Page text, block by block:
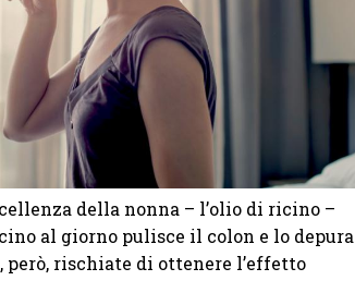
della nonna – l’olio di ricino –
al giorno pulisce il colon e lo
rischiate di ottenere l’effetto